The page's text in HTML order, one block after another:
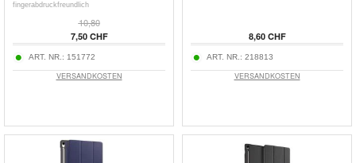
fingerabdruckfreundlich
10,80
7,50 CHF
ART. NR.: 151772
VERSANDKOSTEN
8,60 CHF
ART. NR.: 218813
VERSANDKOSTEN